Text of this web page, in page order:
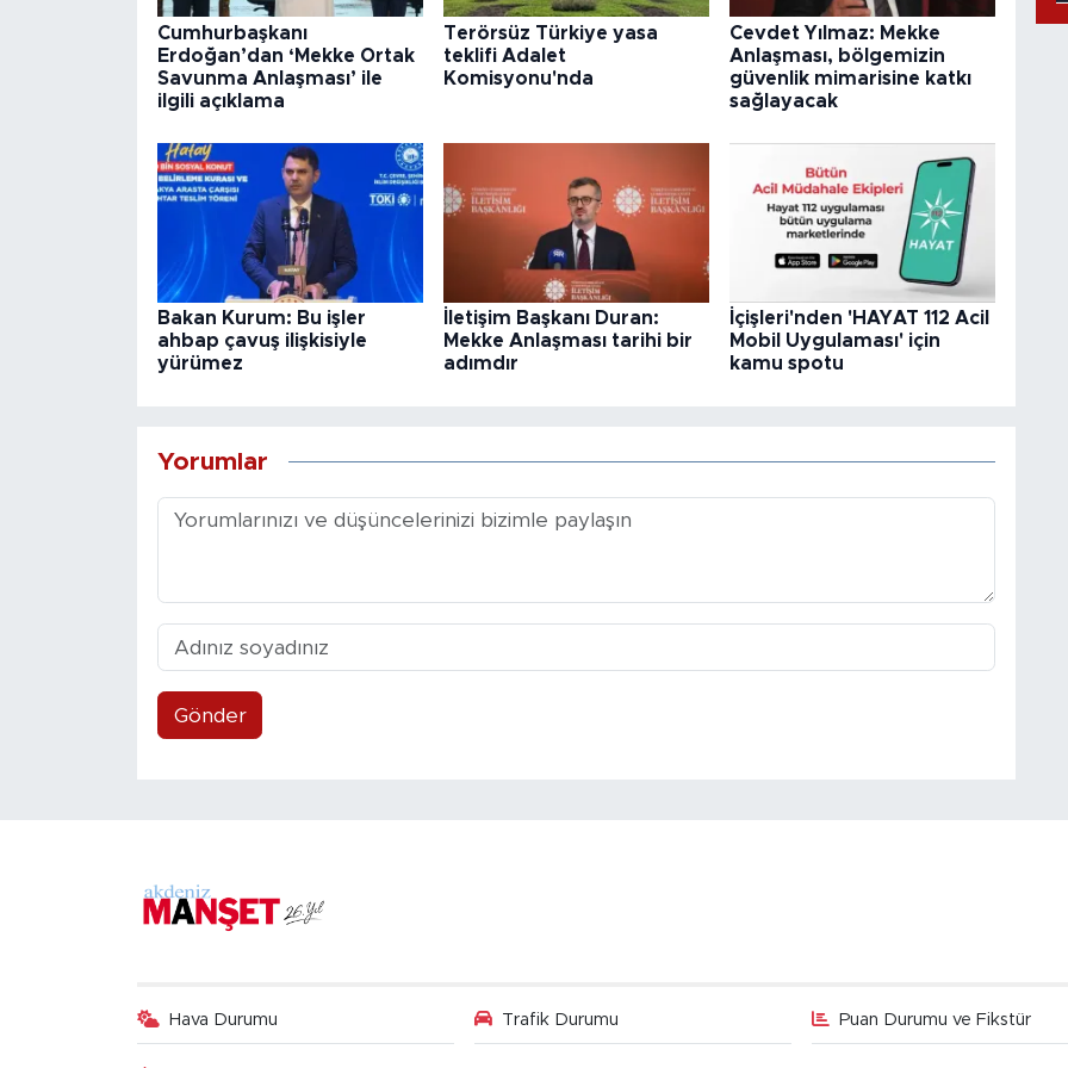
Cumhurbaşkanı
Erdoğan’dan ‘Mekke Ortak
Savunma Anlaşması’ ile
ilgili açıklama
Terörsüz Türkiye yasa
teklifi Adalet
Komisyonu'nda
Cevdet Yılmaz: Mekke
Anlaşması, bölgemizin
güvenlik mimarisine katkı
sağlayacak
Bakan Kurum: Bu işler
ahbap çavuş ilişkisiyle
yürümez
İletişim Başkanı Duran:
Mekke Anlaşması tarihi bir
adımdır
İçişleri'nden 'HAYAT 112 Acil
Mobil Uygulaması' için
kamu spotu
Yorumlar
Gönder
Hava Durumu Trafik Durumu Puan Durumu ve Fikstür